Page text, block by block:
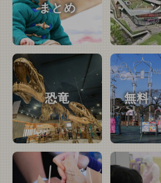
まとめ
ン
恐竜 無料